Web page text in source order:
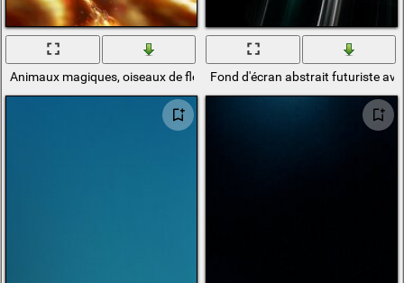
Animaux magiques, oiseaux de flou Fond d'écran abstrait futuriste